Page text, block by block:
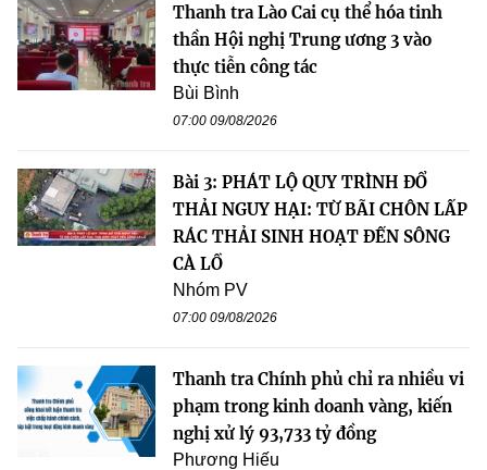
Thanh tra Lào Cai cụ thể hóa tinh
thần Hội nghị Trung ương 3 vào
thực tiễn công tác
Bùi Bình
07:00 09/08/2026
Bài 3: PHÁT LỘ QUY TRÌNH ĐỔ
THẢI NGUY HẠI: TỪ BÃI CHÔN LẤP
RÁC THẢI SINH HOẠT ĐẾN SÔNG
CÀ LỒ
Nhóm PV
07:00 09/08/2026
Thanh tra Chính phủ chỉ ra nhiều vi
phạm trong kinh doanh vàng, kiến
nghị xử lý 93,733 tỷ đồng
Phương Hiếu